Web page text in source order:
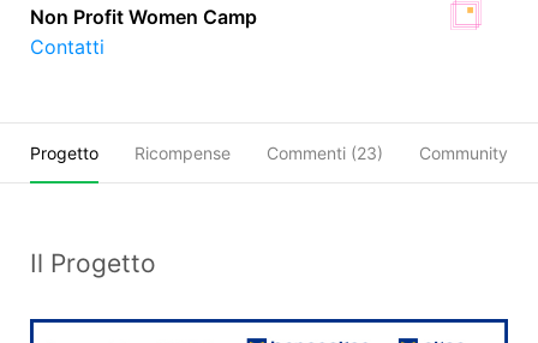
Non Profit Women Camp
Contatti
Progetto Ricompense Commenti (23) Community
Il Progetto